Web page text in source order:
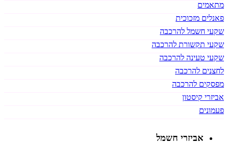
מתאמים
פאנלים מזכוכית
שקעי חשמל להרכבה
שקעי תקשורת להרכבה
שקעי טעינה להרכבה
לחצנים להרכבה
מפסקים להרכבה
אביזרי קיסטון
פעמונים
אביזרי חשמל